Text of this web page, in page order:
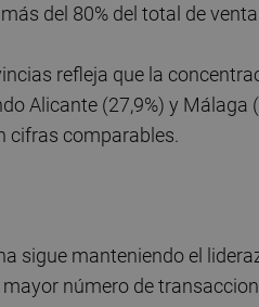
del 80% del total de
refleja que la
Alicante (27,9%) y Málaga
cifras comparables.
sigue manteniendo el
número de